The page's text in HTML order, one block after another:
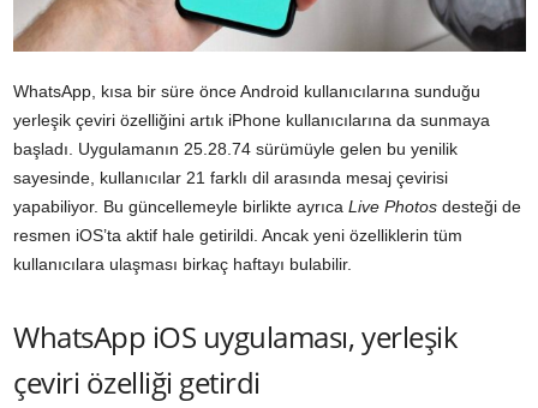
WhatsApp, kısa bir süre önce Android kullanıcılarına sunduğu
yerleşik çeviri özelliğini artık iPhone kullanıcılarına da sunmaya
başladı. Uygulamanın 25.28.74 sürümüyle gelen bu yenilik
sayesinde, kullanıcılar 21 farklı dil arasında mesaj çevirisi
yapabiliyor. Bu güncellemeyle birlikte ayrıca Live Photos desteği de
resmen iOS’ta aktif hale getirildi. Ancak yeni özelliklerin tüm
kullanıcılara ulaşması birkaç haftayı bulabilir.
WhatsApp iOS uygulaması, yerleşik
çeviri özelliği getirdi